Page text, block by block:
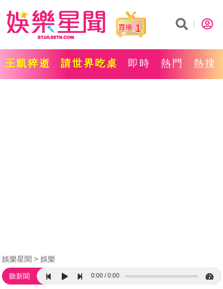
1
王凱猝逝 請世界吃桌 即時 熱門 熱搜
娛樂星聞 娛樂
聽新聞 0:00 0:00